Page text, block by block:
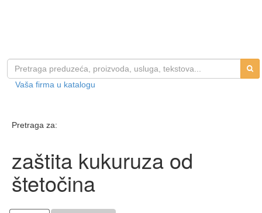
Vaša firma u katalogu
Pretraga za:
zaštita kukuruza od
štetočina